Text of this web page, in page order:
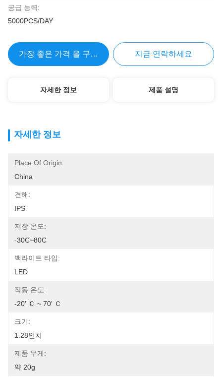
공급 능력:
5000PCS/DAY
가장 좋은 가격 을 구하라 지금 연락하세요
자세한 정보 제품 설명
자세한 정보
Place Of Origin:
China
견해:
IPS
저장 온도:
-30C~80C
백라이트 타입:
LED
작동 온도:
-20' Ｃ ~ 70' Ｃ
크기:
1.28인치
제품 무게:
약 20g